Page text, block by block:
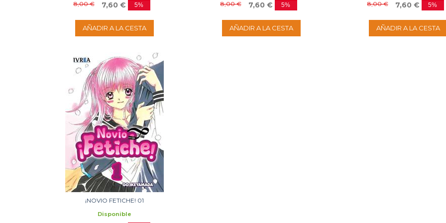
8,00 € 7,60 € 5%
AÑADIR A LA CESTA
8,00 € 7,60 € 5%
AÑADIR A LA CESTA
8,00 € 7,60 € 5%
AÑADIR A LA CESTA
¡NOVIO FETICHE! 01
Disponible